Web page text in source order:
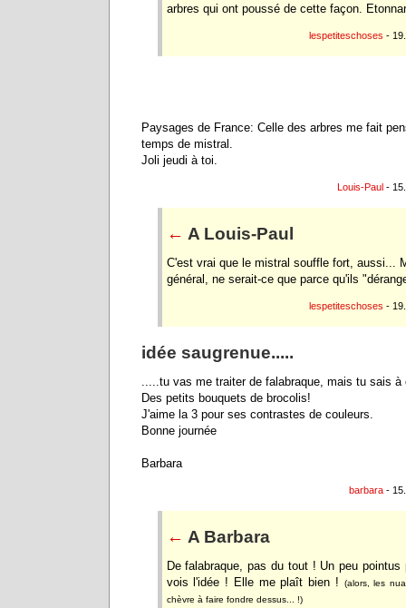
arbres qui ont poussé de cette façon.
lespetiteschoses -
Paysages de France: Celle des arbres me fait
temps de mistral.
Joli jeudi à toi.
Louis-Paul -
← A Louis-Paul
C'est vrai que le mistral souffle fort, aussi...
général, ne serait-ce que parce qu'ils
lespetiteschoses -
idée saugrenue.....
.....tu vas me traiter de falabraque, mais tu sais
Des petits bouquets de brocolis!
J'aime la 3 pour ses contrastes de couleurs.
Bonne journée
Barbara
barbara -
← A Barbara
De falabraque, pas du tout ! Un peu
vois l'idée ! Elle me plaît bien !
(alors, les
chèvre à faire fondre dessus... !)